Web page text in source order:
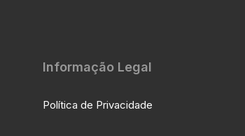
Informação Legal
Política de Privacidade